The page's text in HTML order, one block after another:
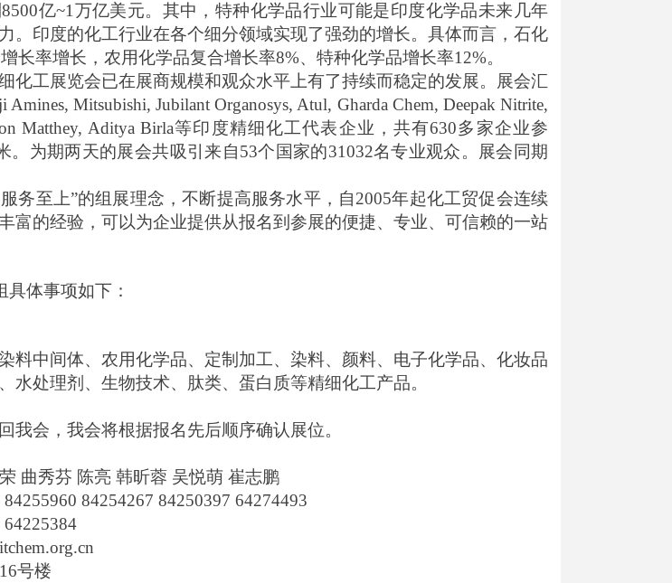
8500亿~1 万亿美元。其中，特种化学品行业可能是印度化学品未来几年
。印度的化工行业在各个细分领域实现了强劲的增长。具体而言，石化
长率增长，农用化学品复合增长率8%、特种化学品增长率12%。
化工展览会已在展商规模和观众水平上有了持续而稳定的发展。展会汇
Amines, Mitsubishi, Jubilant Organosys, Atul, Gharda Chem, Deepak Nitrite,
Matthey, Aditya Birla等印度精细化工代表企业，共有630多家企业参
。为期两天的展会共吸引来自53个国家的31032名专业观众。展会同期
至上”的组展理念，不断提高服务水平，自2005年起化工贸促会连续
富的经验，可以为企业提供从报名到参展的便捷、专业、可信赖的一站
具体事项如下：
料中间体、农用化学品、定制加工、染料、颜料、电子化学品、化妆品
水处理剂、生物技术、肽类、蛋白质等精细化工产品。
我会，我会将根据报名先后顺序确认展位。
曲秀芬 陈亮 韩昕蓉 吴悦萌 崔志鹏
84254267 84250397 64274493
16号楼